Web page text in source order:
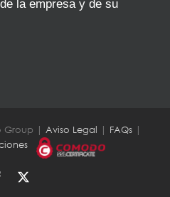
la empresa y de su
Group | Aviso Legal | FAQs |
Facebook